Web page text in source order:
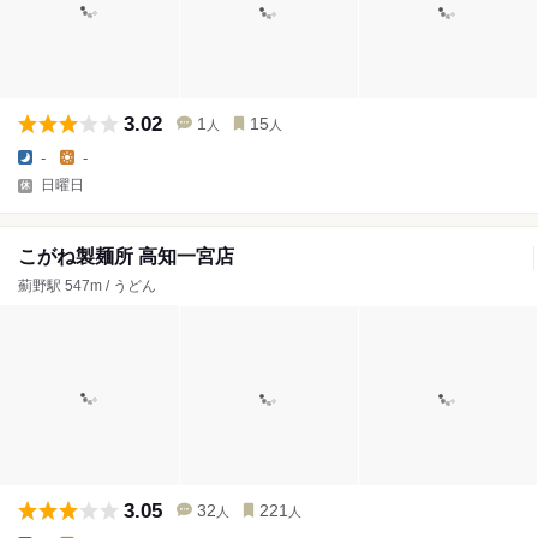
3.02 1 人 15 人
- -
日曜日
こがね製麺所 高知一宮店
薊野駅 547m / うどん
3.05 32 人 221 人